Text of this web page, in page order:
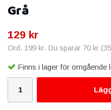
Grå
129 kr
Ord. 199 kr. Du sparar 70 kr (35
Finns i lager för omgående